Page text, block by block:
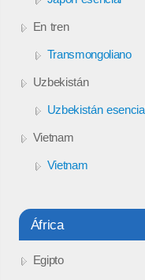
En tren
Transmongoliano
Uzbekistán
Uzbekistán
Vietnam
Vietnam
África
Egipto